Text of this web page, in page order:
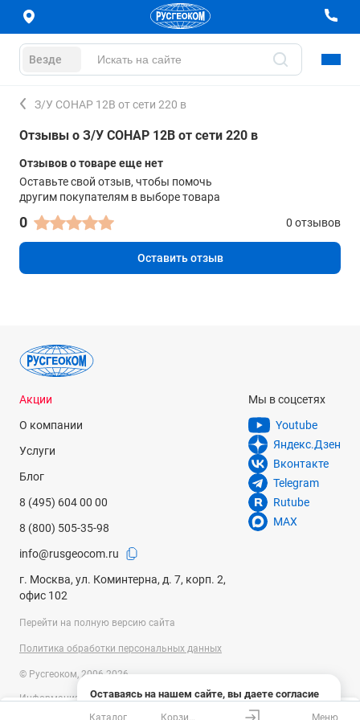
Везде
З/У СОНАР 12В от сети 220 в
Отзывы о З/У СОНАР 12В от сети 220 в
Отзывов о товаре еще нет
Оставьте свой отзыв, чтобы помочь
другим покупателям в выборе товара
0 0 отзывов
Оставить отзыв
Оставаясь на нашем сайте, вы даете согласие
на использование файлов cookies и сбор данных
Акции
О компании
Услуги
Блог
8 (495) 604 00 00
8 (800) 505-35-98
info@rusgeocom.ru
г. Москва, ул. Коминтерна, д. 7, корп. 2,
офис 102
Мы в соцсетях
Youtube
Яндекс.Дзен
Вконтакте
Telegram
Rutube
MAX
Перейти на полную версию сайта
Политика обработки персональных данных
© Русгеоком, 2006-2026
Информация на сайте носит справочный характер и не является
публичной офертой, определяемой положениями Статьи 437
Каталог Меню